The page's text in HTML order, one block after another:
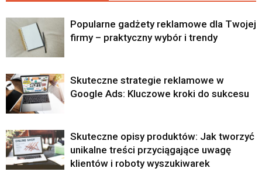
Popularne gadżety reklamowe dla Twojej
firmy – praktyczny wybór i trendy
Skuteczne strategie reklamowe w
Google Ads: Kluczowe kroki do sukcesu
Skuteczne opisy produktów: Jak tworzyć
unikalne treści przyciągające uwagę
klientów i roboty wyszukiwarek